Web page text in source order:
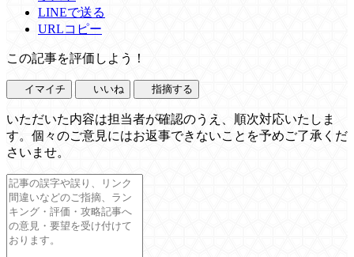
LINEで送る
URLコピー
この記事を評価しよう！
イマイチ いいね 指摘する
いただいた内容は担当者が確認のうえ、順次対応いたしま
す。個々のご意見にはお返事できないことを予めご了承くだ
さいませ。